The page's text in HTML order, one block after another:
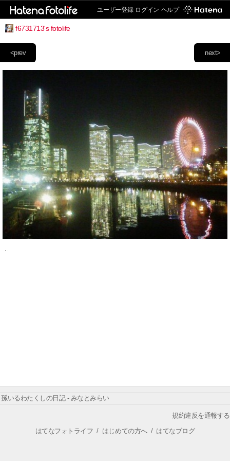
ユーザー登録 ログイン ヘルプ
f6731713's fotolife
next>
<prev
孫いるわたくしの日記 - みなとみらい
規約違反を通報する
はてなフォトライフ / はじめての方へ/ はてなブログ